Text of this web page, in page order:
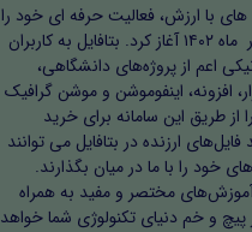
با ارزش، فعالیت حرفه ای خود را
با اخذ مجوزهای مربوطه در شهریور ماه ۱۴۰۲ آغاز کرد. بتافایل به کاربران
اعم از پروژه‌های دانشگاهی،
افزونه، اینفوموشن و موشن گرافیک
از طریق این سامانه برای خرید
ارزنده در بتافایل می توانند
را با ما در میان بگذارند.
آموزش‌های مختصر و مفید به همراه
پیچ و خم دنیای تکنولوژی شما خواهد